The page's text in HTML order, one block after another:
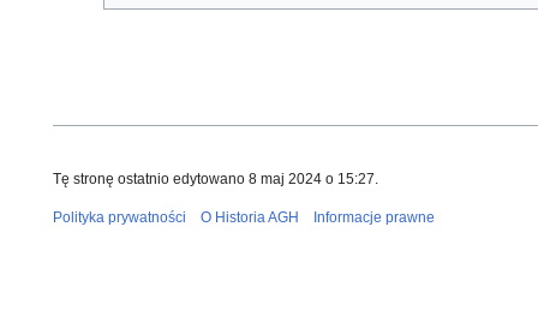
Tę stronę ostatnio edytowano 8 maj 2024 o 15:27.
Polityka prywatności O Historia AGH Informacje prawne